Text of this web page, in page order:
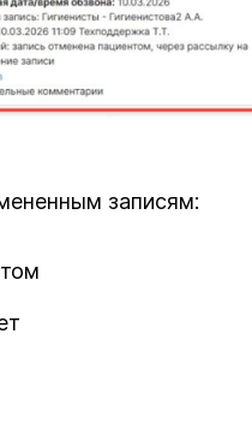
записям: